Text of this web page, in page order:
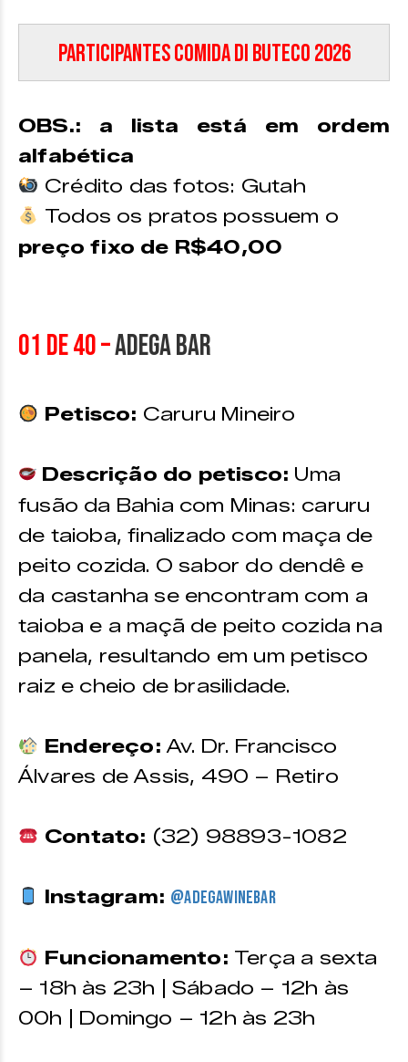
Participantes Comida di Buteco 2026
OBS.: a lista está em ordem
alfabética
Crédito das fotos: Gutah
Todos os pratos possuem o
preço fixo de R$40,00
01 de 40 –Adega Bar
Petisco: Caruru Mineiro
Descrição do petisco: Uma
fusão da Bahia com Minas: caruru
de taioba, finalizado com maça de
peito cozida. O sabor do dendê e
da castanha se encontram com a
taioba e a maçã de peito cozida na
panela, resultando em um petisco
raiz e cheio de brasilidade.
Endereço: Av. Dr. Francisco
Álvares de Assis, 490 – Retiro
Contato: (32) 98893-1082
Instagram: @adegawinebar
Funcionamento: Terça a sexta
– 18h às 23h | Sábado – 12h às
00h | Domingo – 12h às 23h